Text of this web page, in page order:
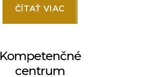
ČÍTAŤ VIAC
Kompetenčné
centrum